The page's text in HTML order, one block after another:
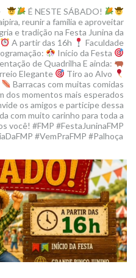
É NESTE SÁBADO!
reunir a família e aproveitar
e tradição na Festa Junina da
A partir das 16h
Faculdade
Início da Festa
de Quadrilha E ainda:
Elegante
Tiro ao Alvo
Barracas com muitas comidas
dos momentos mais esperados
os amigos e participe dessa
com muito carinho para toda a
você! #FMP #FestaJuninaFMP
#VemPraFMP #Palhoça